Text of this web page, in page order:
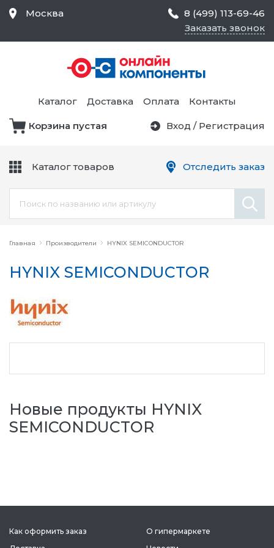
Главная Производители HYNIX SEMICONDUCTOR
HYNIX SEMICONDUCTOR
Новые продукты HYNIX
SEMICONDUCTOR
Москва
8 (499) 113-69-46
Заказать звонок
Каталог Доставка Оплата Контакты
Корзина пустая Вход / Регистрация
Каталог товаров
Средства Контроля
Статического
Электричества и
Безопасности,
Товары для Чистых
Цепи
Оборудование
Отследить заказ
Как оформить заказ
О гипермаркете